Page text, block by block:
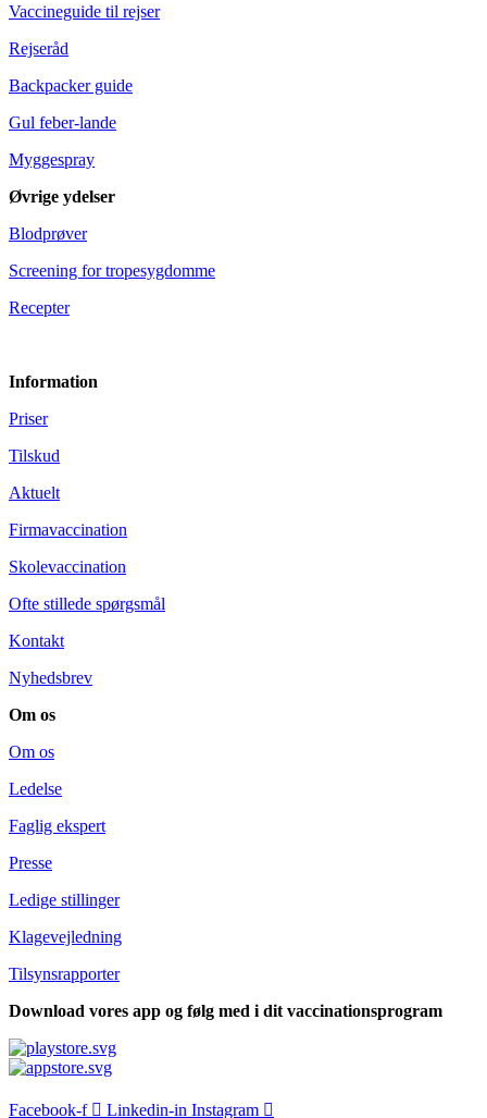
Vaccineguide til rejser
Rejseråd
Backpacker guide
Gul feber-lande
Myggespray
Øvrige ydelser
Blodprøver
Screening for tropesygdomme
Recepter
Information
Priser
Tilskud
Aktuelt
Firmavaccination
Skolevaccination
Ofte stillede spørgsmål
Kontakt
Nyhedsbrev
Om os
Om os
Ledelse
Faglig ekspert
Presse
Ledige stillinger
Klagevejledning
Tilsyns­rapporter
Download vores app og følg med i dit vaccinationsprogram
Facebook-f Linkedin-in Instagram